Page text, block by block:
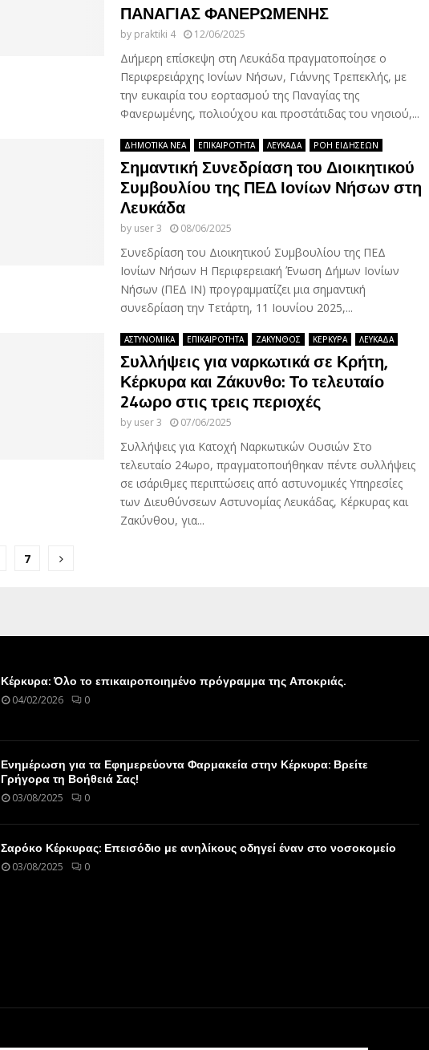
ΠΑΝΑΓΙΑΣ ΦΑΝΕΡΩΜΕΝΗΣ
by praktiki 4 12/06/2025
Διήμερη επίσκεψη στη Λευκάδα πραγματοποίησε ο
Περιφερειάρχης Ιονίων Νήσων, Γιάννης Τρεπεκλής, με
την ευκαιρία του εορτασμού της Παναγίας της
Φανερωμένης, πολιούχου και προστάτιδας του νησιού,...
ΔΗΜΟΤΙΚΑ ΝΕΑ ΕΠΙΚΑΙΡΟΤΗΤΑ ΛΕΥΚΑΔΑ ΡΟΗ ΕΙΔΗΣΕΩΝ
Σημαντική Συνεδρίαση του Διοικητικού
Συμβουλίου της ΠΕΔ Ιονίων Νήσων στη
Λευκάδα
by user 3 08/06/2025
Συνεδρίαση του Διοικητικού Συμβουλίου της ΠΕΔ
Ιονίων Νήσων Η Περιφερειακή Ένωση Δήμων Ιονίων
Νήσων (ΠΕΔ ΙΝ) προγραμματίζει μια σημαντική
συνεδρίαση την Τετάρτη, 11 Ιουνίου 2025,...
ΑΣΤΥΝΟΜΙΚΑ ΕΠΙΚΑΙΡΟΤΗΤΑ ΖΑΚΥΝΘΟΣ ΚΕΡΚΥΡΑ ΛΕΥΚΑΔΑ
Συλλήψεις για ναρκωτικά σε Κρήτη,
Κέρκυρα και Ζάκυνθο: Το τελευταίο
24ωρο στις τρεις περιοχές
by user 3 07/06/2025
Συλλήψεις για Κατοχή Ναρκωτικών Ουσιών Στο
τελευταίο 24ωρο, πραγματοποιήθηκαν πέντε συλλήψεις
σε ισάριθμες περιπτώσεις από αστυνομικές Υπηρεσίες
των Διευθύνσεων Αστυνομίας Λευκάδας, Κέρκυρας και
Ζακύνθου, για...
7
Κέρκυρα: Όλο το επικαιροποιημένο πρόγραμμα της Αποκριάς.
04/02/2026 0
Ενημέρωση για τα Εφημερεύοντα Φαρμακεία στην Κέρκυρα: Βρείτε
Γρήγορα τη Βοήθειά Σας!
03/08/2025 0
Σαρόκο Κέρκυρας: Επεισόδιο με ανηλίκους οδηγεί έναν στο νοσοκομείο
03/08/2025 0